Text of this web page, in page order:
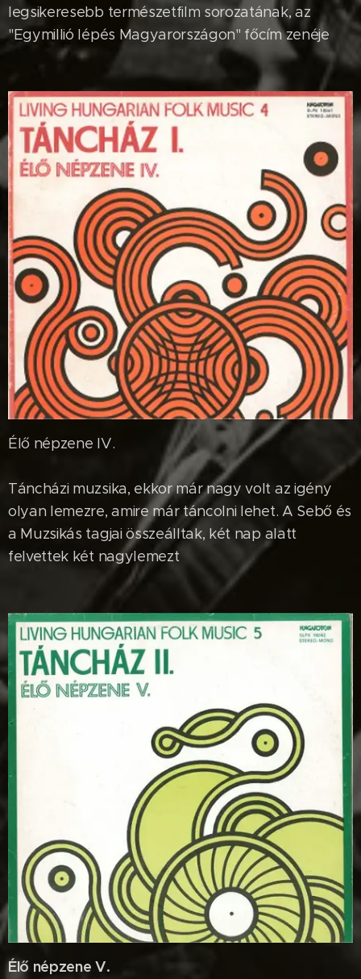
legsikeresebb természetfilm sorozatának, az
"Egymillió lépés Magyarországon" főcím zenéje
Élő népzene IV.
Táncházi muzsika, ekkor már nagy volt az igény
olyan lemezre, amire már táncolni lehet. A Sebő és
a Muzsikás tagjai összeálltak, két nap alatt
felvettek két nagylemezt
Élő népzene V.